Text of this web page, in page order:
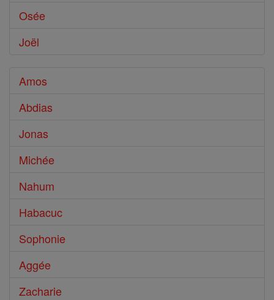
Osée
Joël
Amos
Abdias
Jonas
Michée
Nahum
Habacuc
Sophonie
Aggée
Zacharie